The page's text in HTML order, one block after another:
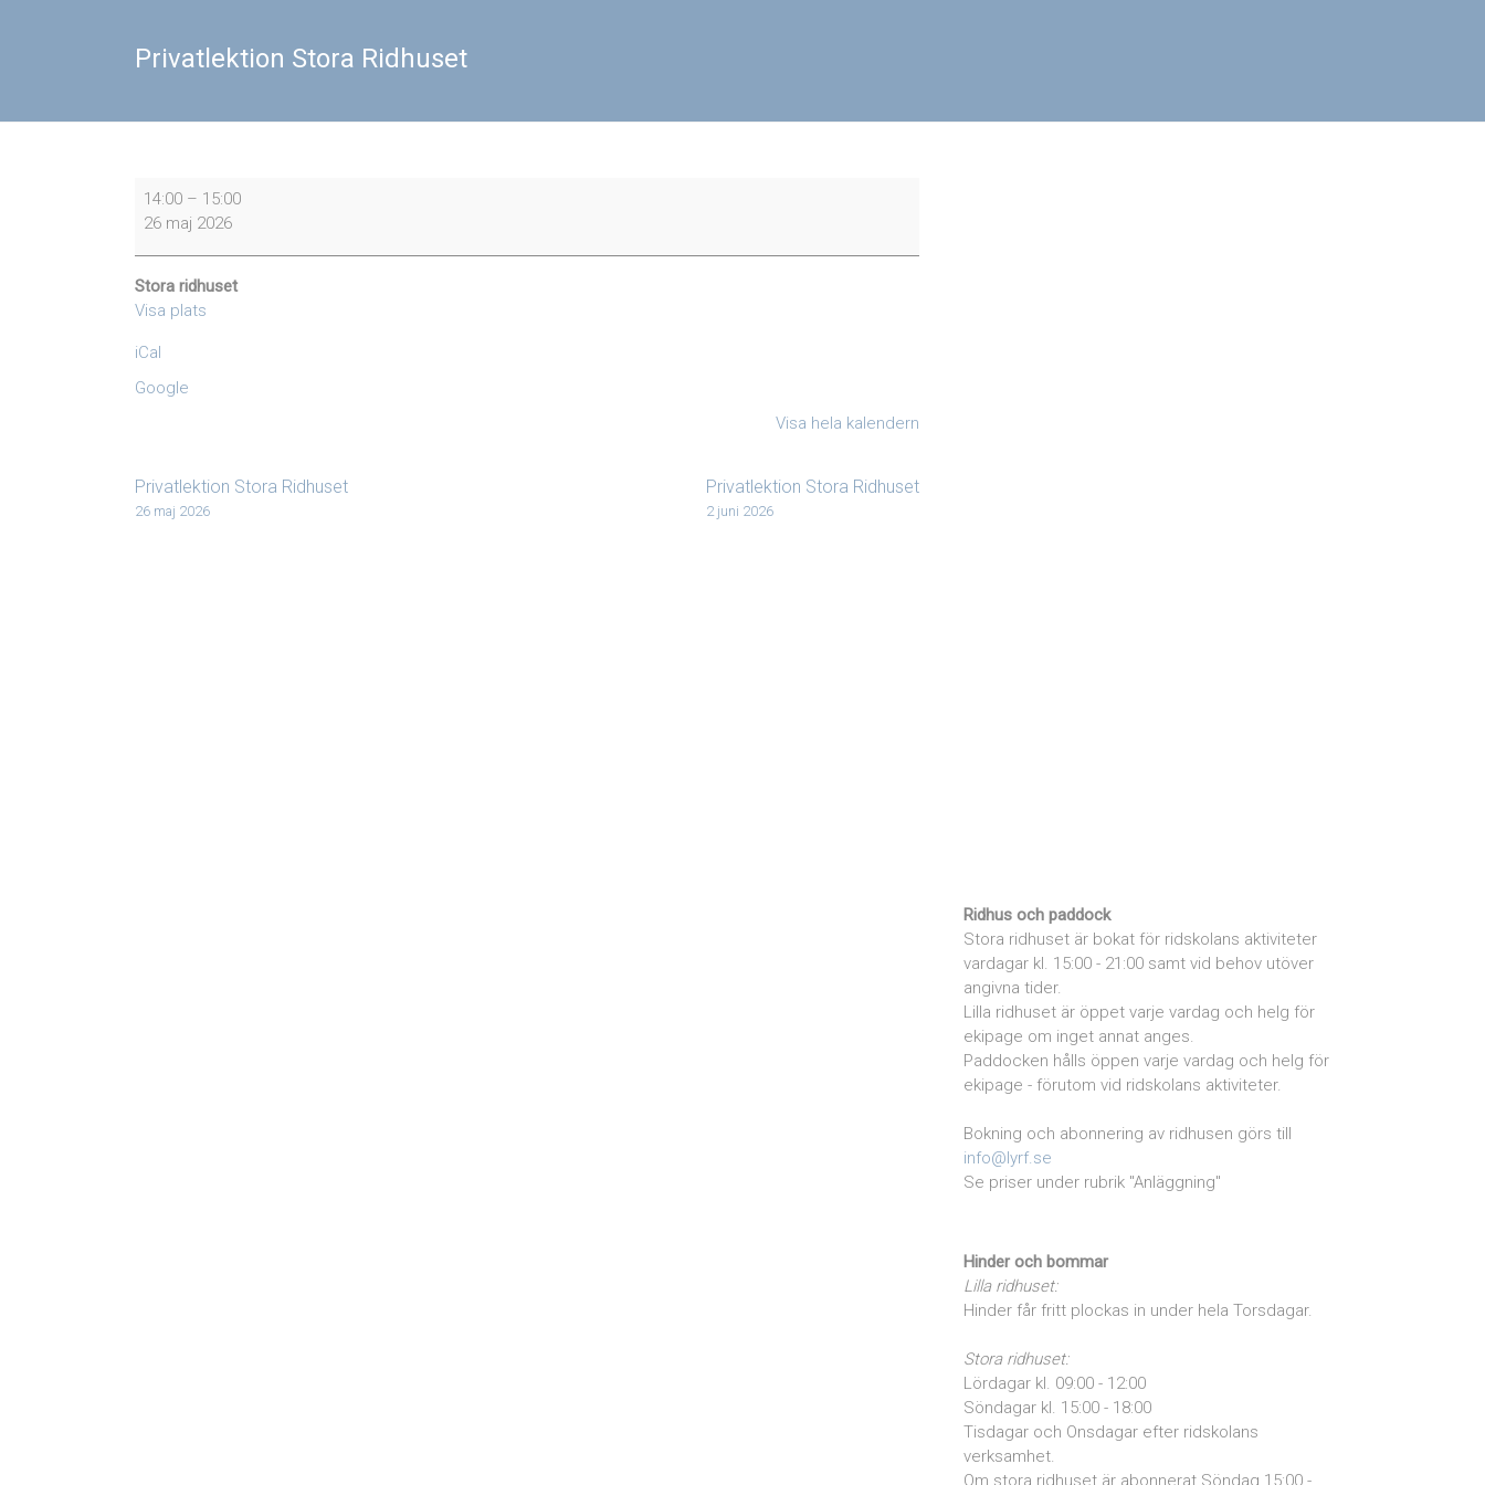
Privatlektion Stora Ridhuset
Privatlektion
Stora
Ridhuset
14:00 – 15:00
26 maj 2026
Stora ridhuset
Visa plats
iCal
Google
Visa hela kalendern
Privatlektion Stora Ridhuset
26 maj 2026
Privatlektion Stora Ridhuset
2 juni 2026
Ridhus och paddock
Stora ridhuset är bokat för ridskolans aktiviteter
vardagar kl. 15:00 - 21:00 samt vid behov utöver
angivna tider.
Lilla ridhuset är öppet varje vardag och helg för
ekipage om inget annat anges.
Paddocken hålls öppen varje vardag och helg för
ekipage - förutom vid ridskolans aktiviteter.
Bokning och abonnering av ridhusen görs till
info@lyrf.se
Se priser under rubrik "Anläggning"
Hinder och bommar
Lilla ridhuset:
Hinder får fritt plockas in under hela Torsdagar.
Stora ridhuset:
Lördagar kl. 09:00 - 12:00
Söndagar kl. 15:00 - 18:00
Tisdagar och Onsdagar efter ridskolans
verksamhet.
Om stora ridhuset är abonnerat Söndag 15:00 -